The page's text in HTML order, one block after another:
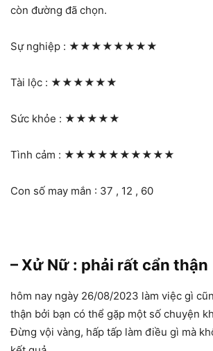
còn đường đã chọn.
Sự nghiệp : ★★★★★★★★
Tài lộc : ★★★★★★
Sức khỏe : ★★★★★
Tình cảm : ★★★★★★★★★★
Con số may mắn : 37 , 12 , 60
– Xử Nữ : phải rất cẩn thận
hôm nay ngày 26/08/2023 làm việc gì
thận bởi bạn có thể gặp một số chuyện
Đừng vội vàng, hấp tấp làm điều gì mà